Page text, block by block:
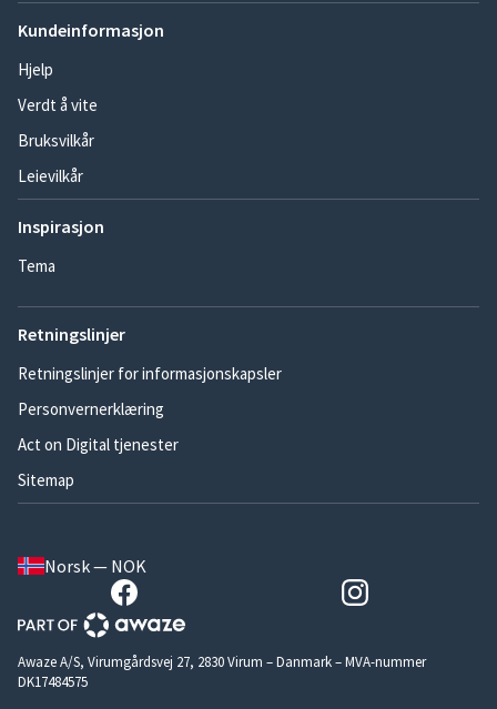
Kundeinformasjon
Hjelp
Verdt å vite
Bruksvilkår
Leievilkår
Inspirasjon
Tema
Retningslinjer
Retningslinjer for informasjonskapsler
Personvernerklæring
Act on Digital tjenester
Sitemap
Norsk — NOK
Awaze A/S, Virumgårdsvej 27, 2830 Virum – Danmark – MVA-nummer
DK17484575